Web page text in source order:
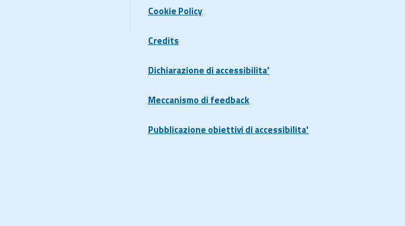
Cookie Policy
Credits
Dichiarazione di accessibilita'
Meccanismo di feedback
Pubblicazione obiettivi di accessibilita'